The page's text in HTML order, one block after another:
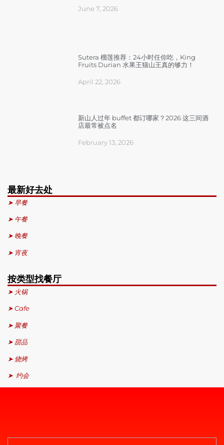
June 7, 2026
Sutera 榴莲推荐：24小时任你吃，King
Fruits Durian 水果王猫山王真的够力！
April 22, 2026
新山人过年 buffet 都订哪家？2026 这三间酒
店最常被点名
February 13, 2026
最新好去处
➤ 早餐
➤ 午餐
➤ 晚餐
➤ 宵夜
按类型找餐厅
➤ 火锅
➤ Cafe
➤ 聚餐
➤ 甜品
➤ 烧烤
➤ 约会